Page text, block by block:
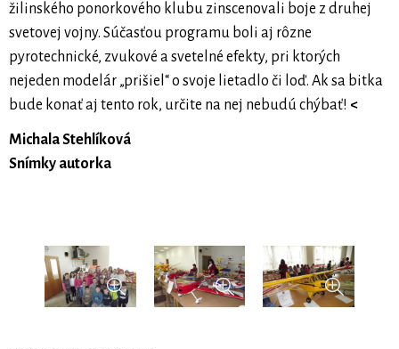
žilinského ponorkového klubu zinscenovali boje z druhej
svetovej vojny. Súčasťou programu boli aj rôzne
pyrotechnické, zvukové a svetelné efekty, pri ktorých
nejeden modelár „prišiel“ o svoje lietadlo či loď. Ak sa bitka
bude konať aj tento rok, určite na nej nebudú chýbať! <
Michala Stehlíková
Snímky autorka